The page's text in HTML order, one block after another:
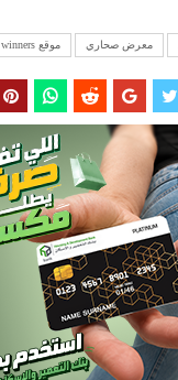
معرض صحاري موقع winners